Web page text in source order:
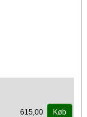
615,00 Køb